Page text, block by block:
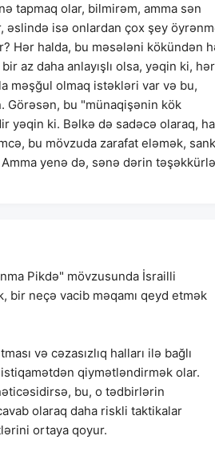
tapmaq olar, bilmirəm, amma sən
isə onlardan çox şey
Hər halda, bu məsələni kökündən
az daha anlayışlı olsa, yəqin ki, hər
məşğul olmaq istəkləri var və bu,
Görəsən, bu "münaqişənin kök
yəqin ki. Bəlkə də sadəcə olaraq,
bu mövzuda zarafat eləmək,
yenə də, sənə dərin
Pikdə" mövzusunda İsrailli
neçə vacib məqamı qeyd etmək
və cəzasızlıq halları ilə bağlı
istiqamətdən qiymətləndirmək olar.
bu, o tədbirlərin
olaraq daha riskli taktikalar
ortaya qoyur.